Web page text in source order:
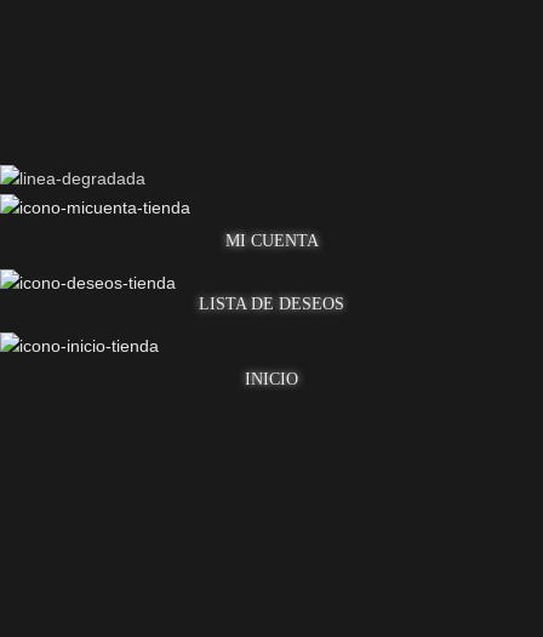
MI CUENTA
LISTA DE DESEOS
INICIO